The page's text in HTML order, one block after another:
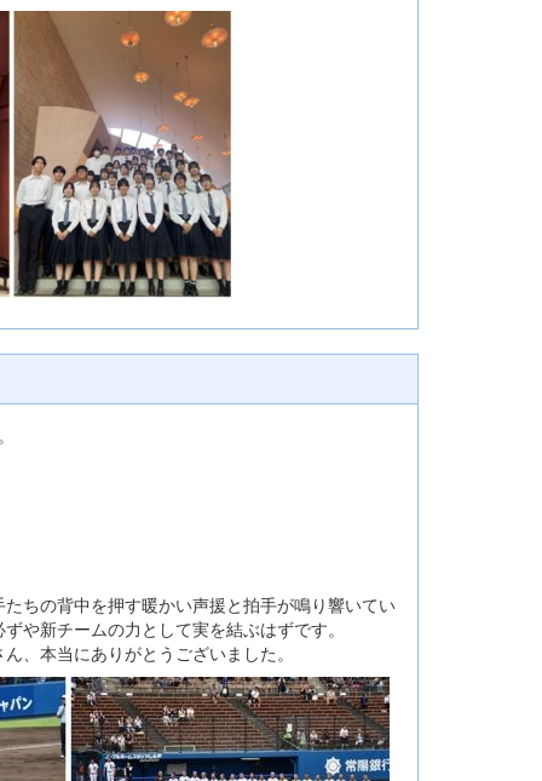
ちの背中を押す暖かい声援と拍手が鳴り響いてい
や新チームの力として実を結ぶはずです。
、本当にありがとうございました。